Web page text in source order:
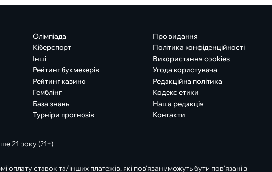
Олімпіада
Кіберспорт
Інші
Рейтинг букмекерів
Рейтинг казино
Гемблінг
База знань
Турніри прогнозів
Про видання
Політика конфіденційності
Використання cookies
Угода користувача
Редакційна політика
Кодекс етики
Наша редакція
Контакти
21 року (21+)
ставок та/інших платежів, які пов’язані/можуть бути пов’язані з